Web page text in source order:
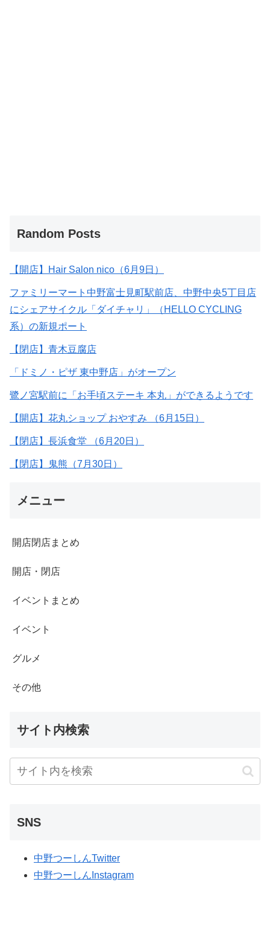
Random Posts
【開店】Hair Salon nico（6月9日）
ファミリーマート中野富士見町駅前店、中野中央5丁目店
にシェアサイクル「ダイチャリ」（HELLO CYCLING
系）の新規ポート
【閉店】青木豆腐店
「ドミノ・ピザ 東中野店」がオープン
鷺ノ宮駅前に「お手頃ステーキ 本丸」ができるようです
【開店】花丸ショップ おやすみ （6月15日）
【閉店】長浜食堂 （6月20日）
【閉店】鬼熊（7月30日）
メニュー
開店閉店まとめ
開店・閉店
イベントまとめ
イベント
グルメ
その他
サイト内検索
SNS
中野つーしんTwitter
中野つーしんInstagram